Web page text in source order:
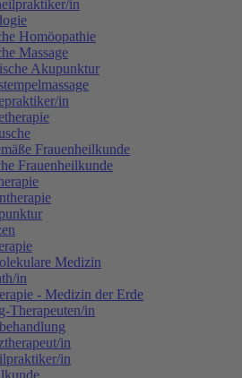
in
Homöopathie
Massage
Akupunktur
in
Frauenheilkunde
Frauenheilkunde
Medizin
in
- Medizin der Erde
Therapeuten/in
in
in